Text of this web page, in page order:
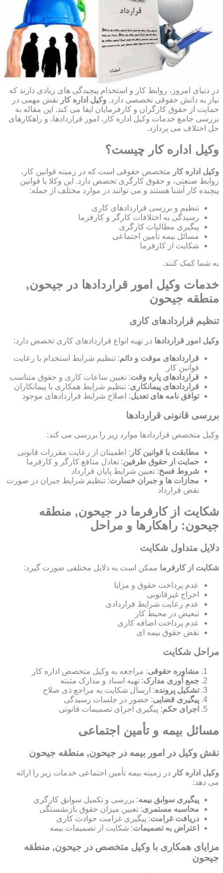
در دنیای امروز، روابط کار و استخدام پیچیدگی های زیادی دارند که
نیاز به دانش حقوقی تخصصی دارد. وکیل اداره کار نقش مهمی در
حمایت از حقوق کارگران و کارفرمایان ایفا می کند. این مقاله به
بررسی جامع خدمات وکیل اداره کار، امور قراردادها، و راهکارهای
حل اختلاف می پردازد.
وکیل اداره کار چیست؟
وکیل اداره کار متخصص حقوقی است که در زمینه قوانین کار،
روابط صنعتی، و حقوق کارگری تخصص دارد. این وکلا با قوانین
پیچیده کار آشنا هستند و می توانند در موارد مختلف از جمله:
تنظیم و بررسی قراردادهای کاری
رسیدگی به اختلافات کارگر و کارفرما
پیگیری مطالبات کارگری
مسائل بیمه تأمین اجتماعی
شکایت از کارفرما
به شما کمک کنند.
خدمات وکیل امور قراردادها در جیحون,
منطقه جیحون
تنظیم قراردادهای کاری
وکیل امور قراردادها در تهیه انواع قراردادهای کاری تخصص دارد:
قراردادهای موقت و دائم: تنظیم شرایط استخدام با رعایت
قوانین کار
قراردادهای پاره وقت: تعیین ساعات کاری و حقوق متناسب
قراردادهای پیمانکاری: تنظیم شرایط همکاری با پیمانکاران
توافق نامه های تعدیل: اصلاح شرایط قراردادهای موجود
بررسی قانونی قراردادها
وکیل متخصص قراردادها موارد زیر را بررسی می کند:
مطابقت با قوانین کار : اطمینان از رعایت مقررات قانونی
حمایت از حقوق طرفین: تعادل منافع کارگر و کارفرما
شروط فسخ: تعیین شرایط پایان قرارداد
مجازات ها و جبران خسارت: تنظیم شرایط جبران در صورت
نقض قرارداد
شکایت از کارفرما در جیحون, منطقه
جیحون: راهکارها و مراحل
دلایل متداول شکایت
شکایت از کارفرما ممکن است به دلایل مختلفی صورت گیرد:
عدم پرداخت حقوق و مزایا
اخراج غیرقانونی
عدم رعایت شرایط قراردادی
تبعیض در محیط کار
عدم پرداخت اضافه کاری
نقض حقوق بیمه ای
مراحل شکایت
مشاوره حقوقی: مراجعه به وکیل متخصص اداره کار
جمع آوری مدارک: تهیه اسناد و مدارک مثبته
تشکیل پرونده: ارسال شکایت به مراجع ذی صلاح
پیگیری قضایی: حضور در جلسات رسیدگی
اجرای حکم: پیگیری اجرای تصمیمات قانونی
مسائل بیمه و تأمین اجتماعی
نقش وکیل در امور بیمه در جیحون, منطقه جیحون
وکیل اداره کار در زمینه بیمه تأمین اجتماعی خدمات زیر را ارائه
می دهد:
پیگیری سوابق بیمه: بررسی و تکمیل سوابق کارگری
محاسبه مستمری: تعیین میزان حقوق بازنشستگی
دریافت غرامت: پیگیری غرامت حوادث کاری
اعتراض به تصمیمات: شکایت از تصمیمات بیمه
مزایای همکاری با وکیل متخصص در جیحون, منطقه
جیحون